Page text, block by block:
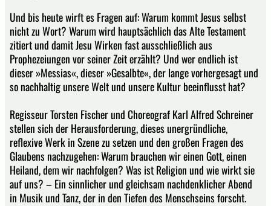
Und bis heute wirft es Fragen auf: Warum kommt Jesus selbst
nicht zu Wort? Warum wird hauptsächlich das Alte Testament
zitiert und damit Jesu Wirken fast ausschließlich aus
Prophezeiungen vor seiner Zeit erzählt? Und wer endlich ist
dieser »Messias«, dieser »Gesalbte«, der lange vorhergesagt und
so nachhaltig unsere Welt und unsere Kultur beeinflusst hat?
Regisseur Torsten Fischer und Choreograf Karl Alfred Schreiner
stellen sich der Herausforderung, dieses unergründliche,
reflexive Werk in Szene zu setzen und den großen Fragen des
Glaubens nachzugehen: Warum brauchen wir einen Gott, einen
Heiland, dem wir nachfolgen? Was ist Religion und wie wirkt sie
auf uns? – Ein sinnlicher und gleichsam nachdenklicher Abend
in Musik und Tanz, der in den Tiefen des Menschseins forscht.